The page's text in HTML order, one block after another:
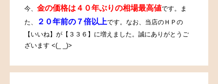
今、 金の価格は４０年ぶりの相場最高値です。ま
た、
２０年前の７倍以上です。なお、当店のＨＰの
【いいね】が【３３６】に増えました。誠にありがとうご
ざいます <(_ _)>